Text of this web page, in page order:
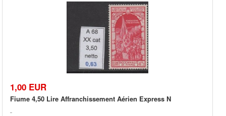
1,00 EUR
Fiume 4,50 Lire Affranchissement Aérien Express N